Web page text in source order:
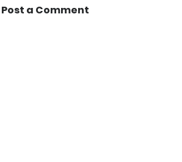
Post a Comment